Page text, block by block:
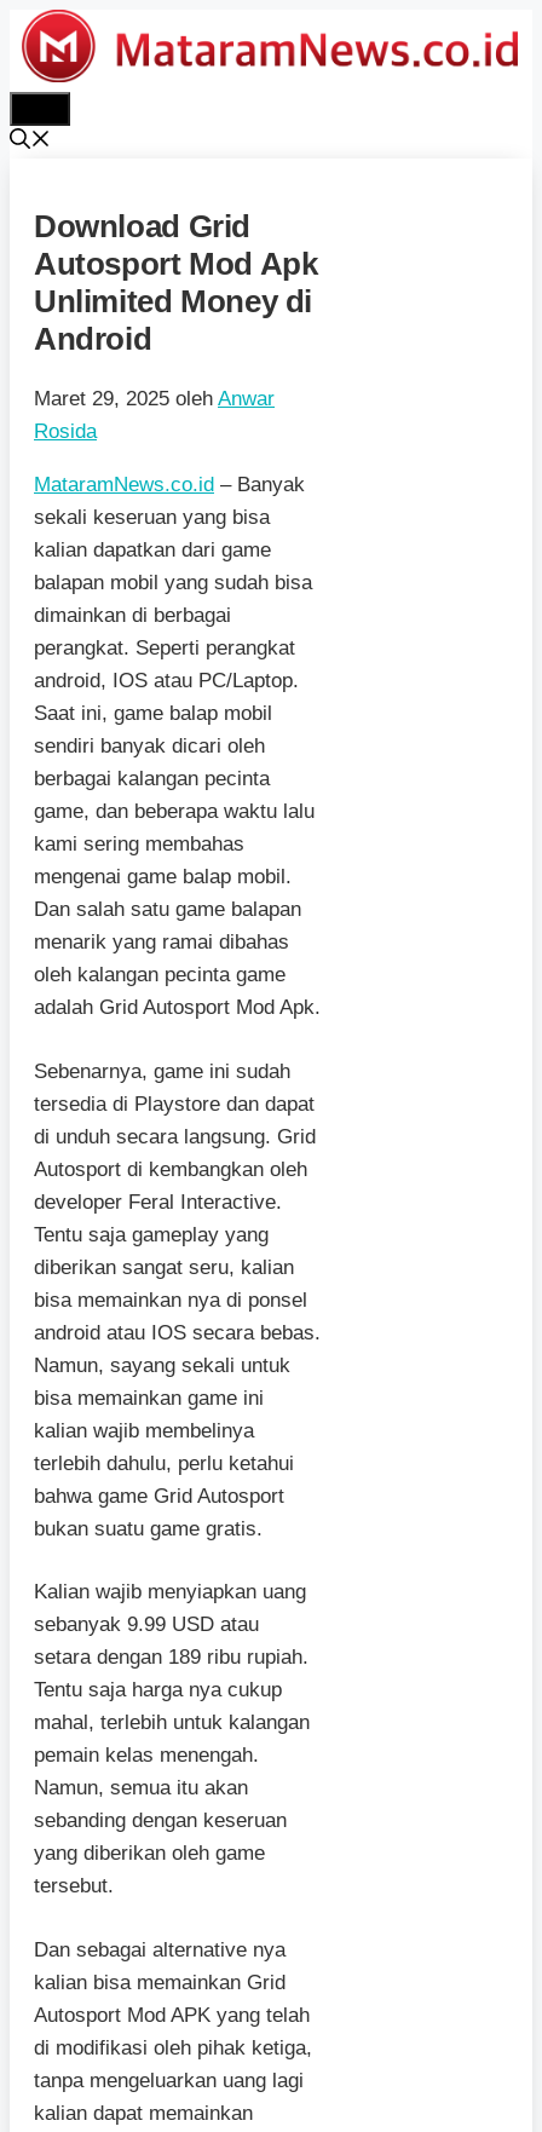
Langsung
ke
isi
Download Grid
Autosport Mod Apk
Unlimited Money di
Android
Maret 29, 2025 oleh Anwar
Rosida
MataramNews.co.id – Banyak
sekali keseruan yang bisa
kalian dapatkan dari game
balapan mobil yang sudah bisa
dimainkan di berbagai
perangkat. Seperti perangkat
android, IOS atau PC/Laptop.
Saat ini, game balap mobil
sendiri banyak dicari oleh
berbagai kalangan pecinta
game, dan beberapa waktu lalu
kami sering membahas
mengenai game balap mobil.
Dan salah satu game balapan
menarik yang ramai dibahas
oleh kalangan pecinta game
adalah Grid Autosport Mod Apk.
Sebenarnya, game ini sudah
tersedia di Playstore dan dapat
di unduh secara langsung. Grid
Autosport di kembangkan oleh
developer Feral Interactive.
Tentu saja gameplay yang
diberikan sangat seru, kalian
bisa memainkan nya di ponsel
android atau IOS secara bebas.
Namun, sayang sekali untuk
bisa memainkan game ini
kalian wajib membelinya
terlebih dahulu, perlu ketahui
bahwa game Grid Autosport
bukan suatu game gratis.
Kalian wajib menyiapkan uang
sebanyak 9.99 USD atau
setara dengan 189 ribu rupiah.
Tentu saja harga nya cukup
mahal, terlebih untuk kalangan
pemain kelas menengah.
Namun, semua itu akan
sebanding dengan keseruan
yang diberikan oleh game
tersebut.
Dan sebagai alternative nya
kalian bisa memainkan Grid
Autosport Mod APK yang telah
di modifikasi oleh pihak ketiga,
tanpa mengeluarkan uang lagi
kalian dapat memainkan